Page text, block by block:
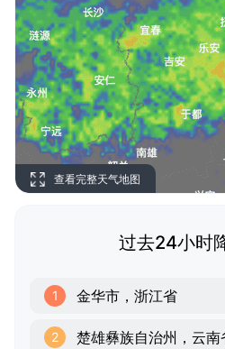
查看完整天气地图
过去24小时
1 金华市，浙江省
2 楚雄彝族自治州，云南